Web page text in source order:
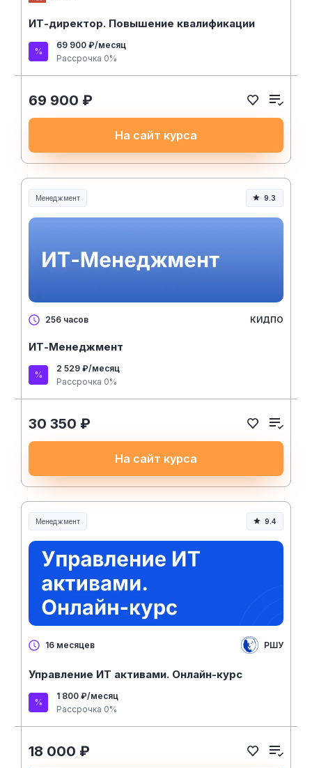
ИТ-директор. Повышение квалификации
69 900 ₽/месяц
Рассрочка 0%
69 900 ₽
На сайт курса
Менеджмент
Менеджмент и управление
9.3
256 часов КИДПО
ИТ-Менеджмент
2 529 ₽/месяц
Рассрочка 0%
30 350 ₽
На сайт курса
Менеджмент
Менеджмент и управление
9.4
16 месяцев РШУ
Управление ИТ активами. Онлайн-курс
1 800 ₽/месяц
Рассрочка 0%
18 000 ₽